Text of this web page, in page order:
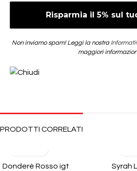
Non inviamo spam! Leggi la nostra
maggiori
PRODOTTI CORRELATI
Donderè Rosso igt Syrah